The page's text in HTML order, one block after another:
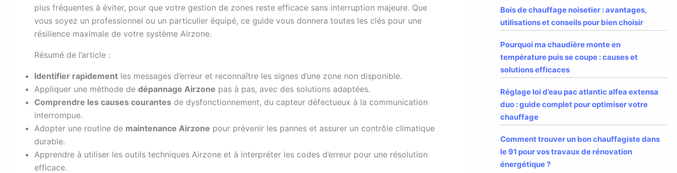
plus fréquentes à éviter, pour que votre gestion de zones reste efficace sans interruption majeure. Que
vous soyez un professionnel ou un particulier équipé, ce guide vous donnera toutes les clés pour une
résilience maximale de votre système Airzone.
Résumé de l’article :
Identifier rapidement les messages d’erreur et reconnaître les signes d’une zone non disponible.
Appliquer une méthode de dépannage Airzone pas à pas, avec des solutions adaptées.
Comprendre les causes courantes de dysfonctionnement, du capteur défectueux à la communication
interrompue.
Adopter une routine de maintenance Airzone pour prévenir les pannes et assurer un contrôle climatique
durable.
Apprendre à utiliser les outils techniques Airzone et à interpréter les codes d’erreur pour une résolution
efficace.
Bois de chauffage noisetier : avantages,
utilisations et conseils pour bien choisir
Pourquoi ma chaudière monte en
température puis se coupe : causes et
solutions efficaces
Réglage loi d’eau pac atlantic alfea extensa
duo : guide complet pour optimiser votre
chauffage
Comment trouver un bon chauffagiste dans
le 91 pour vos travaux de rénovation
énergétique ?